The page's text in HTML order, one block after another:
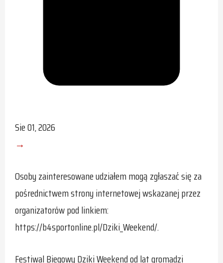
Sie 01, 2026
→
Osoby zainteresowane udziałem mogą zgłaszać się za
pośrednictwem strony internetowej wskazanej przez
organizatorów pod linkiem:
https://b4sportonline.pl/Dziki_Weekend/.
Festiwal Biegowy Dziki Weekend od lat gromadzi